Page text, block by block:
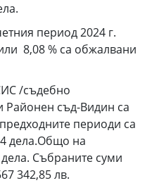
период 2024 г.
8,08 % са обжалвани
/съдебно
Районен съд-Видин са
периоди са
дела.Общо на
Събраните суми
342,85 лв.